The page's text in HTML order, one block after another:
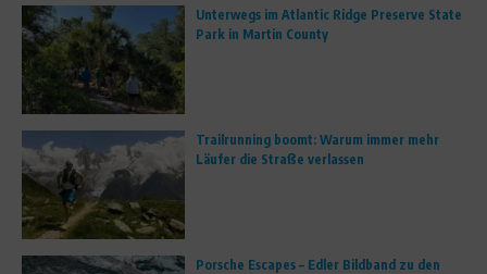
Unterwegs im Atlantic Ridge Preserve State
Park in Martin County
Trailrunning boomt: Warum immer mehr
Läufer die Straße verlassen
Porsche Escapes – Edler Bildband zu den